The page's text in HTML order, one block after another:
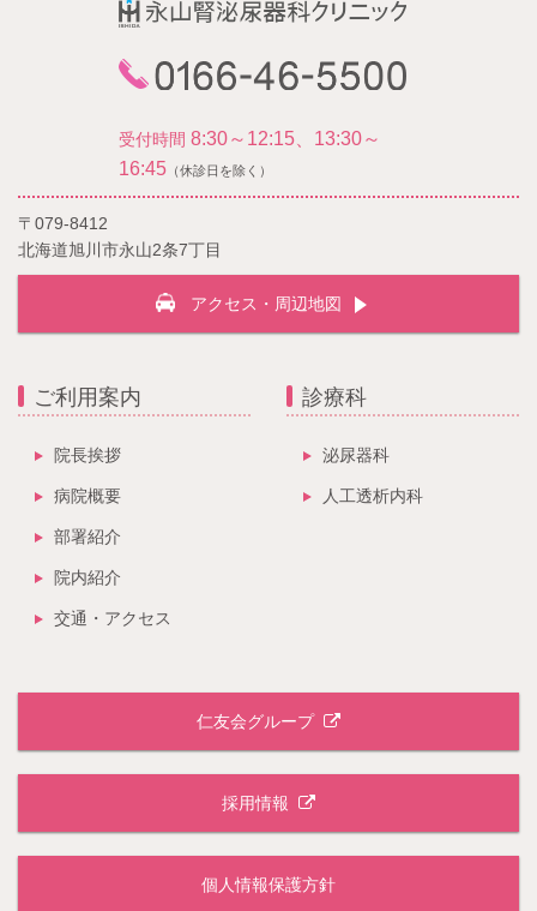
受付時間 8:30～12:15、13:30～
16:45 （休診日を除く）
〒079-8412
北海道旭川市永山2条7丁目
アクセス・周辺地図
ご利用案内
院長挨拶
病院概要
部署紹介
院内紹介
交通・アクセス
診療科
泌尿器科
人工透析内科
仁友会グループ
採用情報
個人情報保護方針